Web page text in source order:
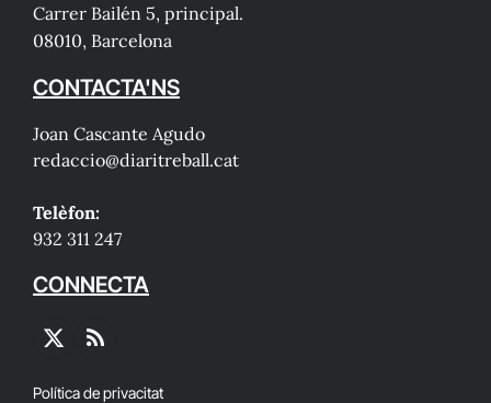
Carrer Bailén 5, principal.
08010, Barcelona
CONTACTA'NS
Joan Cascante Agudo
redaccio@diaritreball.cat
Telèfon:
932 311 247
CONNECTA
X
RSS
Política de privacitat